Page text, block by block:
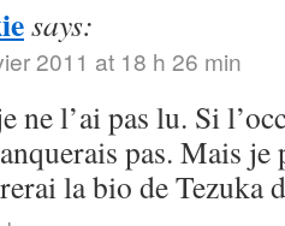
says:
2011 at 18 h 26 min
ne l’ai pas lu. Si
pas. Mais je
la bio de Tezuka